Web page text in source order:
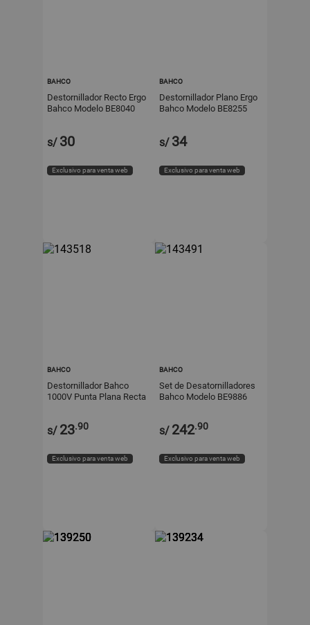
BAHCO
Destornillador Recto Ergo
Bahco Modelo BE8040
s/ 30
Exclusivo para venta web
BAHCO
Destornillador Plano Ergo
Bahco Modelo BE8255
s/ 34
Exclusivo para venta web
BAHCO
Destornillador Bahco
1000V Punta Plana Recta
s/ 23.90
Exclusivo para venta web
BAHCO
Set de Desatornilladores
Bahco Modelo BE9886
s/ 242.90
Exclusivo para venta web